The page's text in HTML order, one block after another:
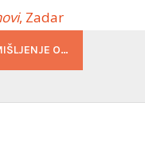
, Zadar
O…